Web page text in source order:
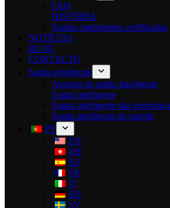
FAQ
HISTÓRIA
Sanitas inteligentes certificadas
NOTÍCIAS
BLOG
CONTACTO
Sanita inteligente
Assento de sanita inteligente
Sanita inteligente
Sanita inteligente não eletrónica
Sanita inteligente de parede
PT
EN
ZH
ES
FR
IT
DE
SV